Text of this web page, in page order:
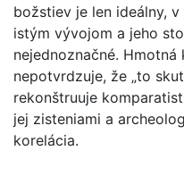
božstiev je len ideálny,
istým vývojom a jeho
nejednoznačné.
nepotvrdzuje, že „to
rekonštruuje
jej zisteniami a
korelácia.